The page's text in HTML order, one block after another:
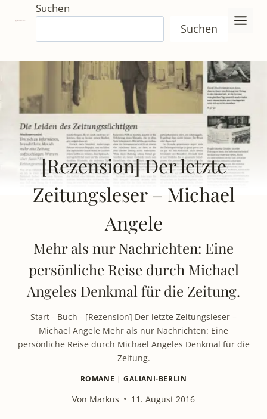
Inhalt
springen
Suchen
Suchen
[Rezension] Der letzte
Zeitungsleser – Michael
Angele
Mehr als nur Nachrichten: Eine
persönliche Reise durch Michael
Angeles Denkmal für die Zeitung.
Start - Buch - [Rezension] Der letzte Zeitungsleser –
Michael Angele Mehr als nur Nachrichten: Eine
persönliche Reise durch Michael Angeles Denkmal für die
Zeitung.
ROMANE |GALIANI-BERLIN
Von Markus 11. August 2016